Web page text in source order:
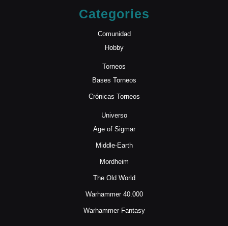
Categories
Comunidad
Hobby
Torneos
Bases Torneos
Crónicas Torneos
Universo
Age of Sigmar
Middle-Earth
Mordheim
The Old World
Warhammer 40.000
Warhammer Fantasy